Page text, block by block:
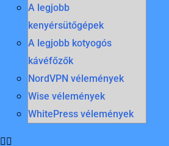
A legjobb
kenyérsütőgépek
A legjobb kotyogós
kávéfőzők
NordVPN vélemények
Wise vélemények
WhitePress vélemények